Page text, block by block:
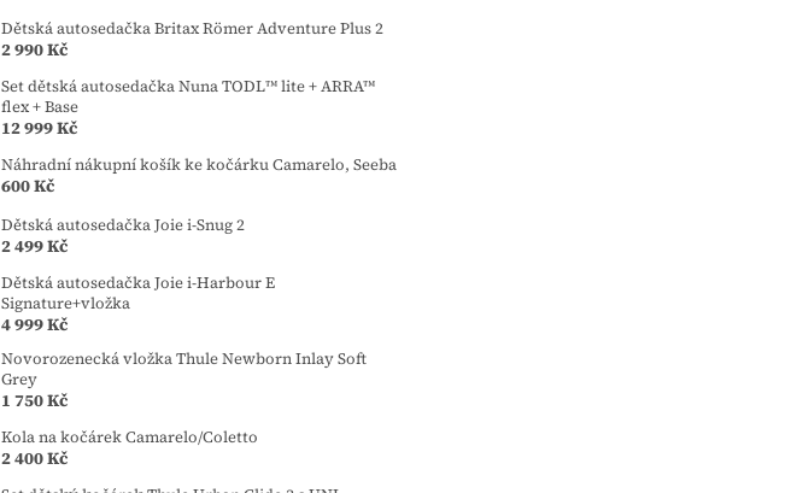
Dětská autosedačka Britax Römer Adventure Plus 2
2 990 Kč
Set dětská autosedačka Nuna TODL™ lite + ARRA™
flex + Base
12 999 Kč
Náhradní nákupní košík ke kočárku Camarelo, Seeba
600 Kč
Dětská autosedačka Joie i-Snug 2
2 499 Kč
Dětská autosedačka Joie i-Harbour E
Signature+vložka
4 999 Kč
Novorozenecká vložka Thule Newborn Inlay Soft
Grey
1 750 Kč
Kola na kočárek Camarelo/Coletto
2 400 Kč